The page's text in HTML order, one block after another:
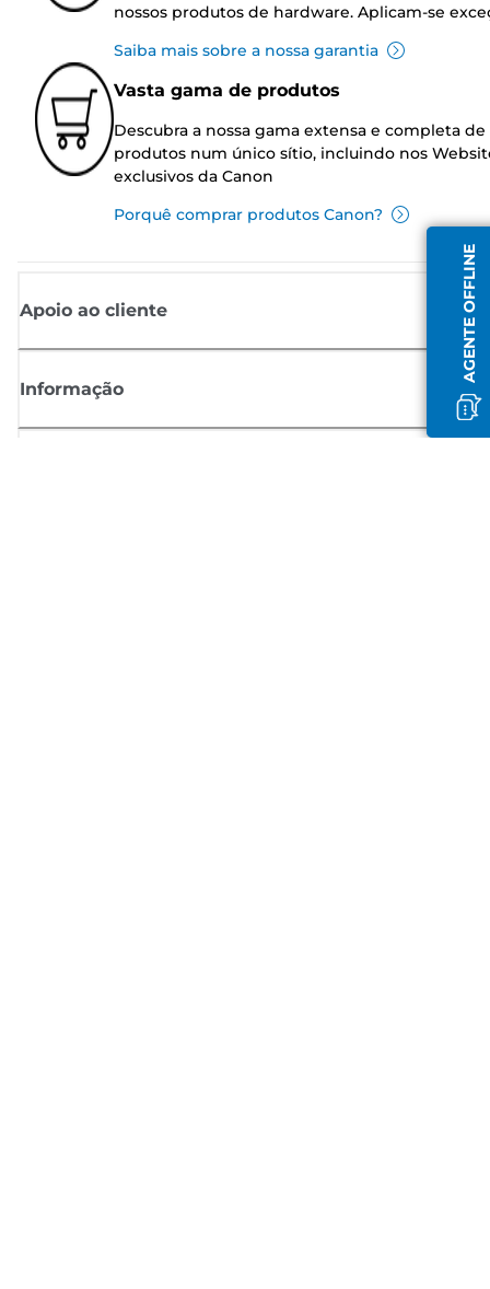
AGENTE OFFLINE
nossos produtos de hardware. Aplicam-se
Saiba mais sobre a nossa garantia
Vasta gama de produtos
Descubra a nossa gama extensa e completa de
produtos num único sítio, incluindo nos
exclusivos da Canon
Porquê comprar produtos Canon?
Apoio ao cliente
Informação